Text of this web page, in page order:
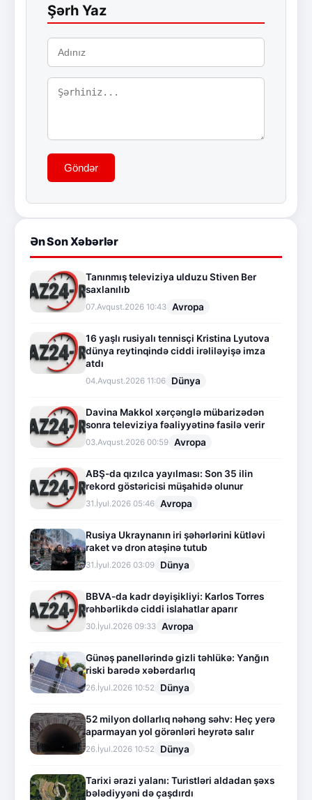
Şərh Yaz
Göndər
Ən Son Xəbərlər
Tanınmış televiziya ulduzu Stiven Ber
saxlanılıb
07.Avqust.2026 10:43 Avropa
16 yaşlı rusiyalı tennisçi Kristina Lyutova
dünya reytinqində ciddi irəliləyişə imza
atdı
04.Avqust.2026 11:06 Dünya
Davina Makkol xərçənglə mübarizədən
sonra televiziya fəaliyyətinə fasilə verir
03.Avqust.2026 00:59 Avropa
ABŞ-da qızılca yayılması: Son 35 ilin
rekord göstəricisi müşahidə olunur
31.İyul.2026 05:46 Avropa
Rusiya Ukraynanın iri şəhərlərini kütləvi
raket və dron atəşinə tutub
31.İyul.2026 03:09 Dünya
BBVA-da kadr dəyişikliyi: Karlos Torres
rəhbərlikdə ciddi islahatlar aparır
30.İyul.2026 09:33 Avropa
Günəş panellərində gizli təhlükə: Yanğın
riski barədə xəbərdarlıq
26.İyul.2026 10:52 Dünya
52 milyon dollarlıq nəhəng səhv: Heç yerə
aparmayan yol görənləri heyrətə salır
26.İyul.2026 10:52 Dünya
Tarixi ərazi yalanı: Turistləri aldadan şəxs
bələdiyyəni də çaşdırdı